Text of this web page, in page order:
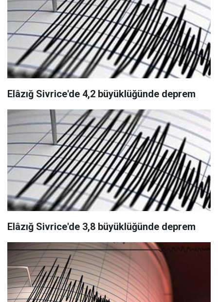
Elâzığ Sivrice'de 4,2 büyüklüğünde deprem
Elâzığ Sivrice'de 3,8 büyüklüğünde deprem